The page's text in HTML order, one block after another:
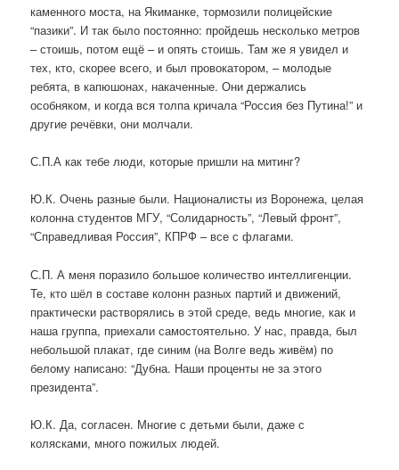
каменного моста, на Якиманке, тормозили полицейские
“пазики”. И так было постоянно: пройдешь несколько метров
– стоишь, потом ещё – и опять стоишь. Там же я увидел и
тех, кто, скорее всего, и был провокатором, – молодые
ребята, в капюшонах, накаченные. Они держались
особняком, и когда вся толпа кричала “Россия без Путина!” и
другие речёвки, они молчали.
С.П.А как тебе люди, которые пришли на митинг?
Ю.К. Очень разные были. Националисты из Воронежа, целая
колонна студентов МГУ, “Солидарность”, “Левый фронт”,
“Справедливая Россия”, КПРФ – все с флагами.
С.П. А меня поразило большое количество интеллигенции.
Те, кто шёл в составе колонн разных партий и движений,
практически растворялись в этой среде, ведь многие, как и
наша группа, приехали самостоятельно. У нас, правда, был
небольшой плакат, где синим (на Волге ведь живём) по
белому написано: “Дубна. Наши проценты не за этого
президента”.
Ю.К. Да, согласен. Многие с детьми были, даже с
колясками, много пожилых людей.